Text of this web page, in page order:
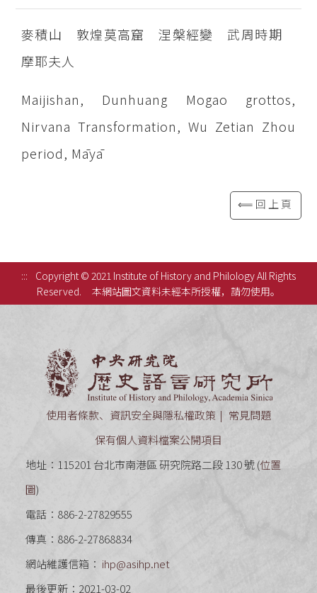
麥積山 敦煌莫高窟 涅槃經變 武周時期
摩耶夫人
Maijishan, Dunhuang Mogao grottos,
Nirvana Transformation, Wu Zetian Zhou
period, Māyā
⟸回上頁
:::
Copyright © 2021 Institute of History and Philology All Rights
Reserved.
本網站圖文資料未經本所授權，請勿使用。
使用者條款、資訊安全與隱私權政策
常見問題
保有個人資料檔案公開項目
地址：115201 台北市南港區 研究院路二段 130 號 (位置
圖)
電話：886-2-27829555
傳真：886-2-27868834
網站維護信箱： ihp@asihp.net
最後更新：2021-03-02